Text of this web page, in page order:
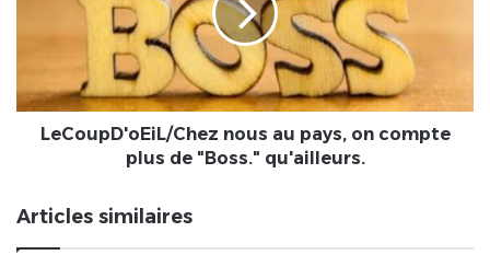
"Boss."
qu'ailleurs.
LeCoupD'oEiL/Chez nous au pays, on compte
plus de "Boss." qu'ailleurs.
Articles similaires